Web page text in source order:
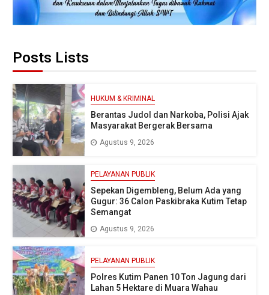
Posts Lists
HUKUM & KRIMINAL
Berantas Judol dan Narkoba, Polisi Ajak
Masyarakat Bergerak Bersama
Agustus 9, 2026
PELAYANAN PUBLIK
Sepekan Digembleng, Belum Ada yang
Gugur: 36 Calon Paskibraka Kutim Tetap
Semangat
Agustus 9, 2026
PELAYANAN PUBLIK
Polres Kutim Panen 10 Ton Jagung dari
Lahan 5 Hektare di Muara Wahau